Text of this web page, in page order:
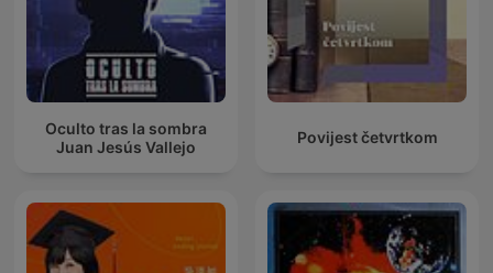
Oculto tras la sombra
Juan Jesús Vallejo
Povijest četvrtkom